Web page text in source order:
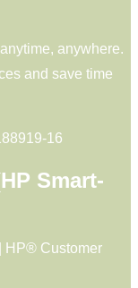
anywhere.
and save time
16
Smart-
HP® Customer